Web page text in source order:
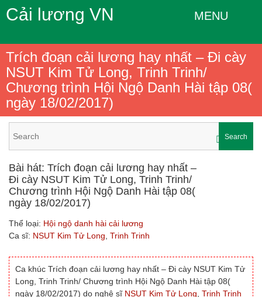
Cải lương VN MENU
Trích đoạn cải lương hay nhất – Đi cày
NSUT Kim Tử Long, Trinh Trinh/
Chương trình Hội Ngộ Danh Hài tập 08(
ngày 18/02/2017)
Search
Bài hát: Trích đoạn cải lương hay nhất –
Đi cày NSUT Kim Tử Long, Trinh Trinh/
Chương trình Hội Ngộ Danh Hài tập 08(
ngày 18/02/2017)
Thể loại: Hội ngộ danh hài cải lương
Ca sĩ: NSUT Kim Tử Long Trinh Trinh
Ca khúc Trích đoạn cải lương hay nhất – Đi cày NSUT Kim Tử
Long, Trinh Trinh/ Chương trình Hội Ngộ Danh Hài tập 08(
ngày 18/02/2017) do nghệ sĩ NSUT Kim Tử Long Trinh Trinh